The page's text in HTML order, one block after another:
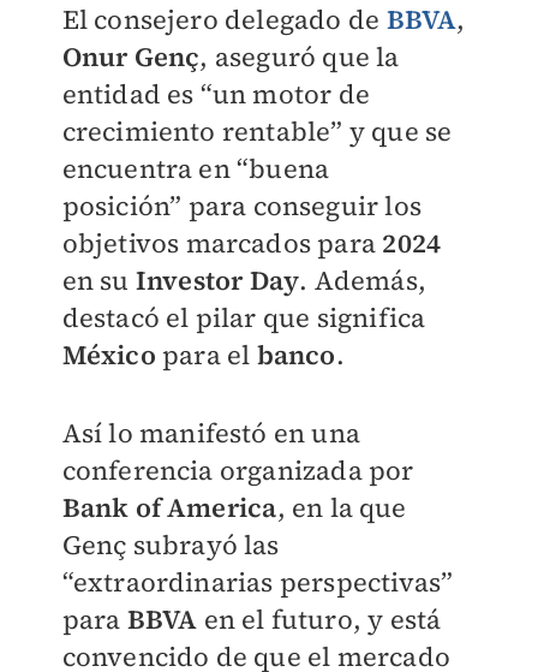
El consejero delegado de BBVA,
Onur Genç, aseguró que la
entidad es “un motor de
crecimiento rentable” y que se
encuentra en “buena
posición” para conseguir los
objetivos marcados para 2024
en su Investor Day. Además,
destacó el pilar que significa
México para el banco.
Así lo manifestó en una
conferencia organizada por
Bank of America, en la que
Genç subrayó las
“extraordinarias perspectivas”
para BBVA en el futuro, y está
convencido de que el mercado